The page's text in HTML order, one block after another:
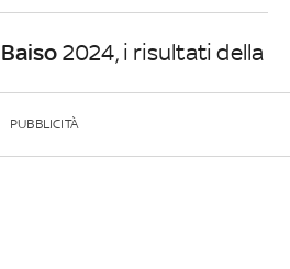
Baiso 2024, i risultati della
PUBBLICITÀ